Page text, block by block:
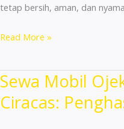
tetap bersih, aman, dan
Sewa
Ojek
Online
Daerah
Read More »
Sewa Mobil
Ciracas: